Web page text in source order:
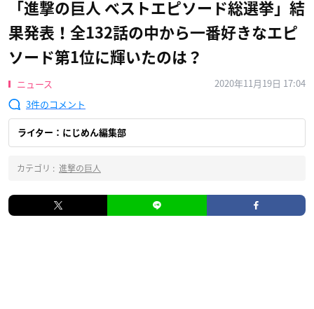
「進撃の巨人 べストエピソード総選挙」結
果発表！全132話の中から一番好きなエピ
ソード第1位に輝いたのは？
ニュース
2020年11月19日 17:04
3
ライター：にじめん編集部
カテゴリ : 進撃の巨人